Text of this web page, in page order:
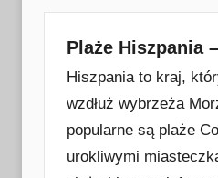
Plaże Hiszpania
Hiszpania to kraj,
wzdłuż wybrzeża
popularne są plaże
urokliwymi